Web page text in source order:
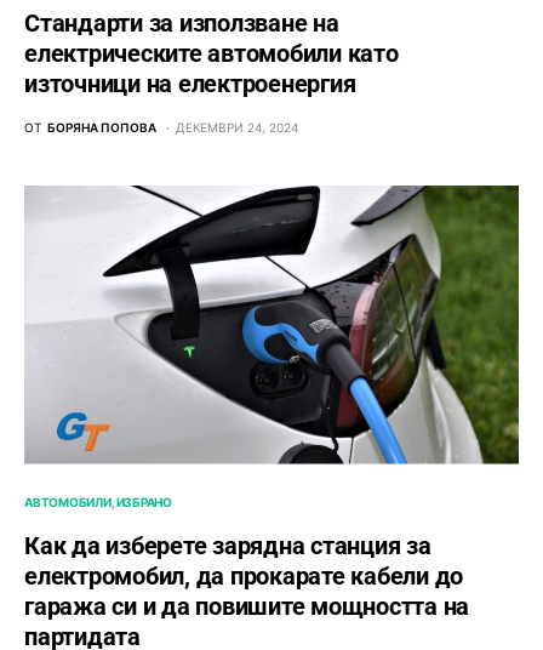
Стандарти за използване на
електрическите автомобили като
източници на електроенергия
ОТ БОРЯНА ПОПОВА ДЕКЕМВРИ 24, 2024
АВТОМОБИЛИ ИЗБРАНО
Как да изберете зарядна станция за
електромобил, да прокарате кабели до
гаража си и да повишите мощността на
партидата